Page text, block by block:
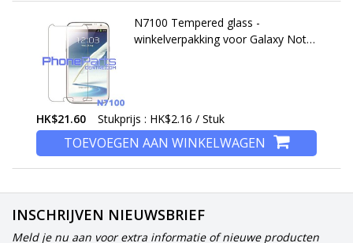
N7100 Tempered glass -
winkelverpakking voor Galaxy Note
HK$21.60 Stukprijs : HK$2.16 / Stuk
TOEVOEGEN AAN WINKELWAGEN
INSCHRIJVEN NIEUWSBRIEF
Meld je nu aan voor extra informatie of nieuwe producten